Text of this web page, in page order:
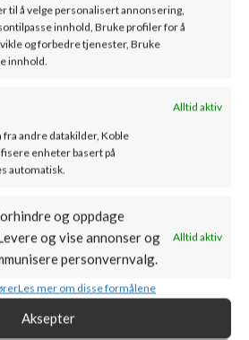
til å velge personalisert annonsering,
innhold, Bruke profiler for å
og forbedre tjenester, Bruke
innhold.
Alltid aktiv
andre datakilder, Koble
enheter basert på
automatisk.
og oppdage
og vise annonser og
personvernvalg.
Alltid aktiv
Les mer om disse formålene
Aksepter
ø200
Helisolert 2 delt rund
827kr–938